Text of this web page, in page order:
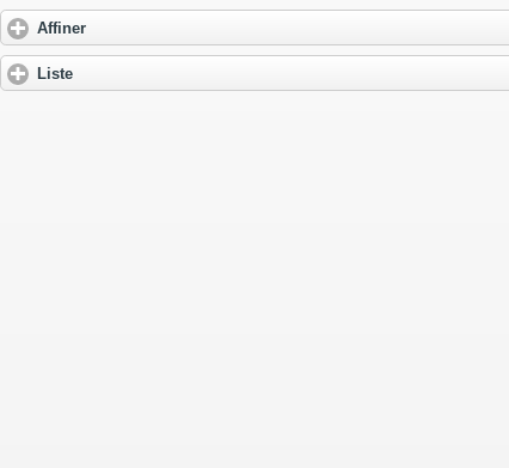
Affiner
Liste